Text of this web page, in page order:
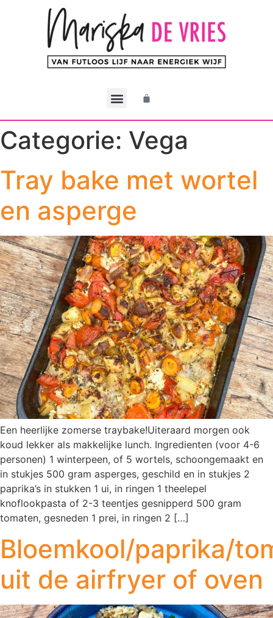
Categorie: Vega
Tray bake met wortel
en asperge
Een heerlijke zomerse traybake!Uiteraard morgen ook
koud lekker als makkelijke lunch. Ingredienten (voor 4-6
personen) 1 winterpeen, of 5 wortels, schoongemaakt en
in stukjes 500 gram asperges, geschild en in stukjes 2
paprika’s in stukken 1 ui, in ringen 1 theelepel
knoflookpasta of 2-3 teentjes gesnipperd 500 gram
tomaten, gesneden 1 prei, in ringen 2 […]
Bloemkool/paprika/
uit de airfryer of oven